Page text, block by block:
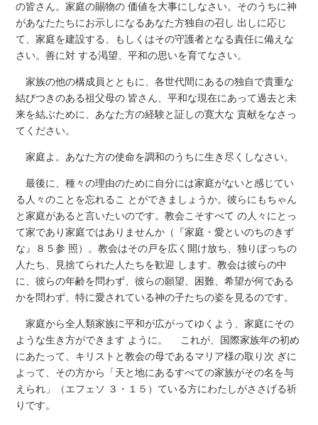
の皆さん。家庭の賜物の 価値を大事にしなさい。そのうちに神
があなたたちにお示しになるあなた方独自の召し 出しに応じ
て、家庭を建設する、もしくはその守護者となる責任に備えな
さい。善に対 する渇望、平和の思いを育てなさい。
家族の他の構成員とともに、各世代間にあるの独自で貴重な
結びつきのある祖父母の 皆さん、平和な現在にあって過去と未
来を結ぶために、あなた方の経験と証しの寛大な 貢献をなさっ
てください。
家庭よ。あなた方の使命を調和のうちに生き尽くしなさい。
最後に、種々の理由のために自分には家庭がないと感じてい
る人々のことを忘れるこ とができましょうか。彼らにもちゃん
と家庭があると言いたいのです。教会こそすべて の人々にとっ
て家であり家庭ではありませんか（『家庭・愛といのちのきず
な』８５参 照）。教会はその戸を広く開け放ち、独りぼっちの
人たち、見捨てられた人たちを歓迎 します。教会は彼らの中
に、彼らの年齢を問わず、彼らの願望、困難、希望が何である
かを問わず、特に愛されている神の子たちの姿を見るのです。
家庭から全人類家族に平和が広がってゆくよう、家庭にその
ような生き方ができます ように。 これが、国際家族年の初め
にあたって、キリストと教会の母であるマリア様の取り次 ぎに
よって、その方から「天と地にあるすべての家族がその名を与
えられ」（エフェソ ３・１５）ている方にわたしがささげる祈
りです。